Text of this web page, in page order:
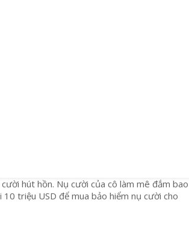
hút hồn. Nụ cười của cô làm mê đắm bao
triệu USD để mua bảo hiểm nụ cười cho